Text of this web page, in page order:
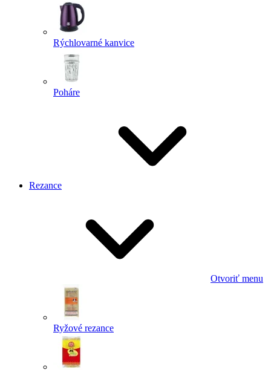
Rýchlovarné kanvice
Poháre
Rezance
Otvoriť menu
Ryžové rezance